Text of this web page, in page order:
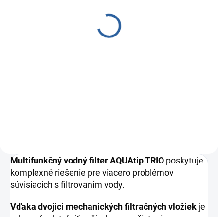
Multifunkčný vodný filter AQUAtip TRIO poskytuje
komplexné riešenie pre viacero problémov
súvisiacich s filtrovaním vody.
Vďaka dvojici mechanických filtračných vložiek je